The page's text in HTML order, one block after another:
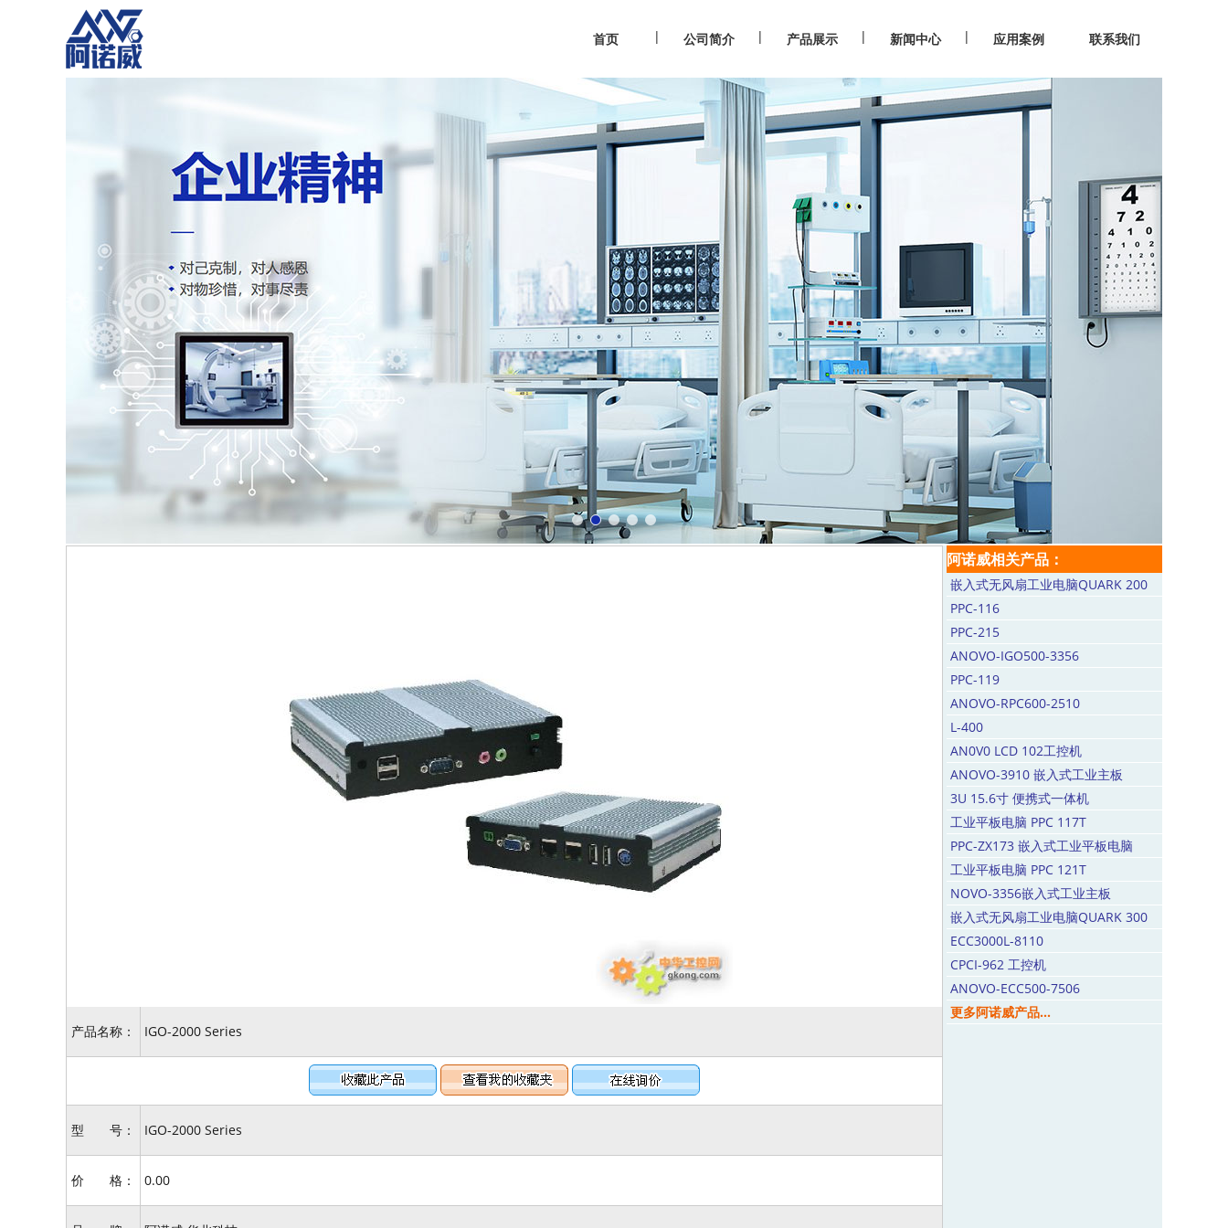
首页 | 公司简介 | 产品展示 | 新闻中心 | 应用案例 联系我们
产品名称： IGO-2000 Series
型 号： IGO-2000 Series
价 格： 0.00
阿诺威相关产品：
嵌入式无风扇工业电脑QUARK 200
PPC-116
PPC-215
ANOVO-IGO500-3356
PPC-119
ANOVO-RPC600-2510
L-400
AN0V0 LCD 102工控机
ANOVO-3910 嵌入式工业主板
3U 15.6寸 便携式一体机
工业平板电脑 PPC 117T
PPC-ZX173 嵌入式工业平板电脑
工业平板电脑 PPC 121T
NOVO-3356嵌入式工业主板
嵌入式无风扇工业电脑QUARK 300
ECC3000L-8110
CPCI-962 工控机
ANOVO-ECC500-7506
更多阿诺威产品...